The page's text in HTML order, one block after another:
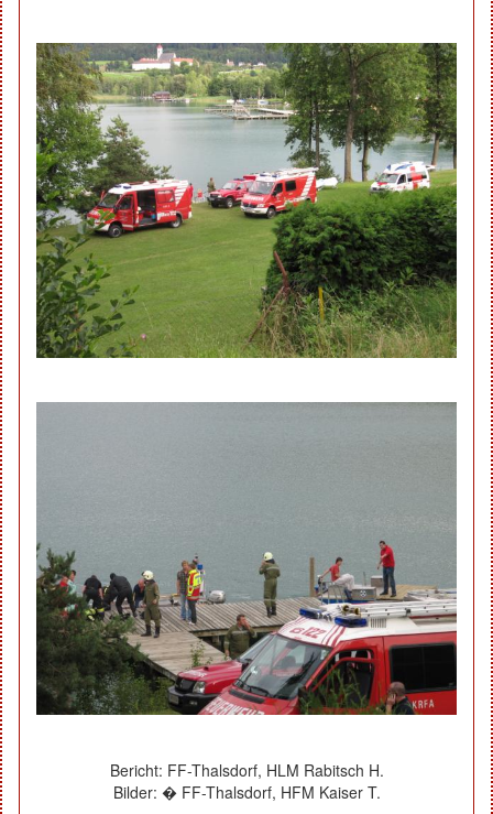
Bericht: FF-Thalsdorf, HLM Rabitsch H.
Bilder: � FF-Thalsdorf, HFM Kaiser T.